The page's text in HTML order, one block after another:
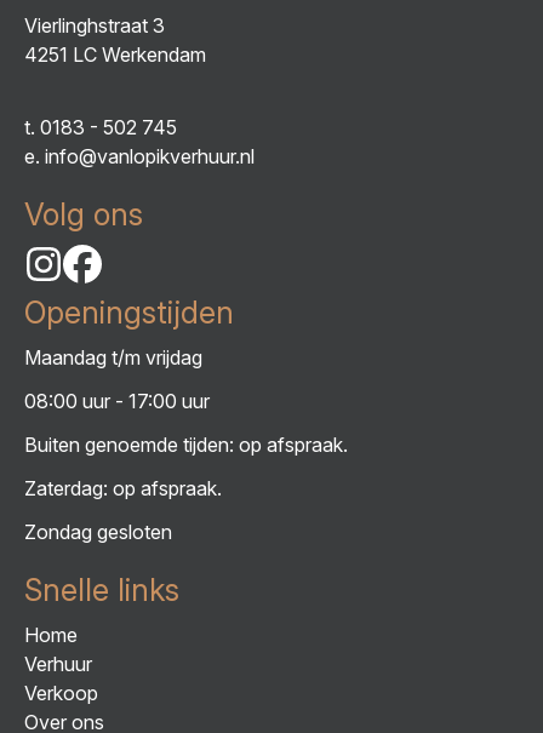
Vierlinghstraat 3
4251 LC Werkendam
t. 0183 - 502 745
e. info@vanlopikverhuur.nl
Volg ons
Openingstijden
Maandag t/m vrijdag
08:00 uur - 17:00 uur
Buiten genoemde tijden: op afspraak.
Zaterdag: op afspraak.
Zondag gesloten
Snelle links
Home
Verhuur
Verkoop
Over ons